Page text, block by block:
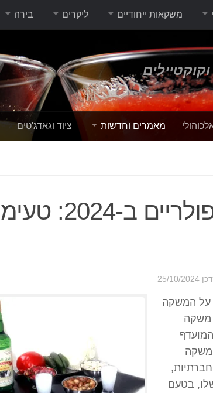
משקאות ייחודיים ליקרים בירה
מאמרים וחדשות ציוד וגאדג'טים
מותגי ערק פופולריים ב-
25/10/2024
על המשקה
משקה
בטעם